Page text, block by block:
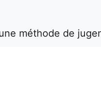
méthode de